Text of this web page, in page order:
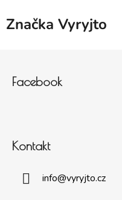
Značka Vyryjto
Facebook
Kontakt
info@vyryjto.cz